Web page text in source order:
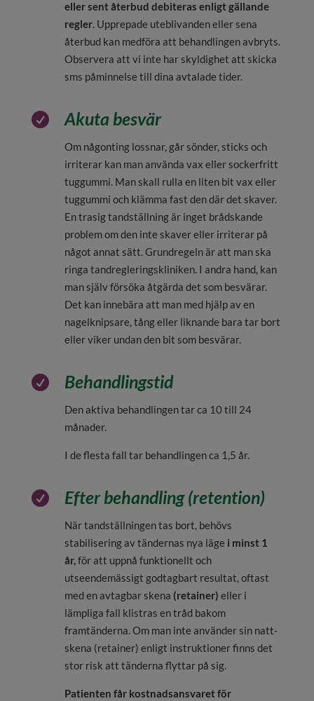
eller sent återbud debiteras enligt gällande
regler. Upprepade uteblivanden eller sena
återbud kan medföra att behandlingen avbryts.
Observera att vi inte har skyldighet att skicka
sms påminnelse till dina avtalade tider.
 Akuta besvär
Om någonting lossnar, går sönder, sticks och
irriterar kan man använda vax eller sockerfritt
tuggummi. Man skall rulla en liten bit vax eller
tuggummi och klämma fast den där det skaver.
En trasig tandställning är inget brådskande
problem om den inte skaver eller irriterar på
något annat sätt. Grundregeln är att man ska
ringa tandregleringskliniken. I andra hand, kan
man själv försöka åtgärda det som besvärar.
Det kan innebära att man med hjälp av en
nagelknipsare, tång eller liknande bara tar bort
eller viker undan den bit som besvärar.
 Behandlingstid
Den aktiva behandlingen tar ca 10 till 24
månader.
I de flesta fall tar behandlingen ca 1,5 år.
 Efter behandling (retention)
När tandställningen tas bort, behövs
stabilisering av tändernas nya läge i minst 1
år,för att uppnå funktionellt och
utseendemässigt godtagbart resultat, oftast
med en avtagbar skena (retainer) eller i
lämpliga fall klistras en tråd bakom
framtänderna. Om man inte använder sin natt-
skena (retainer) enligt instruktioner finns det
stor risk att tänderna flyttar på sig.
Patienten får kostnadsansvaret för